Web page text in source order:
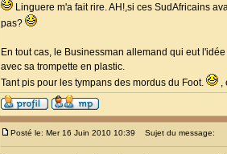
Linguere m'a fait rire. AH!,si ces SudAfricains
pas?
En tout cas, le Businessman allemand qui eut
avec sa trompette en plastic.
Tant pis pour les tympans des mordus du Foot.
,
Posté le: Mer 16 Juin 2010 10:39 Sujet du message: